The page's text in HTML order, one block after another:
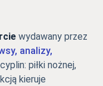
wydawany przez
analizy,
piłki nożnej,
kieruje